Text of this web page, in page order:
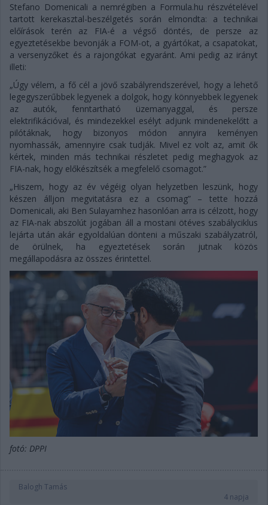
Stefano Domenicali a nemrégiben a Formula.hu részvételével
tartott kerekasztal-beszélgetés során elmondta: a technikai
előírások terén az FIA-é a végső döntés, de persze az
egyeztetésekbe bevonják a FOM-ot, a gyártókat, a csapatokat,
a versenyzőket és a rajongókat egyaránt. Ami pedig az irányt
illeti:
„Úgy vélem, a fő cél a jövő szabályrendszerével, hogy a lehető
legegyszerűbbek legyenek a dolgok, hogy könnyebbek legyenek
az autók, fenntartható üzemanyaggal, és persze
elektrifikációval, és mindezekkel esélyt adjunk mindenekelőtt a
pilótáknak, hogy bizonyos módon annyira keményen
nyomhassák, amennyire csak tudják. Mivel ez volt az, amit ők
kértek, minden más technikai részletet pedig meghagyok az
FIA-nak, hogy előkészítsék a megfelelő csomagot.”
„Hiszem, hogy az év végéig olyan helyzetben leszünk, hogy
készen álljon megvitatásra ez a csomag” – tette hozzá
Domenicali, aki Ben Sulayamhez hasonlóan arra is célzott, hogy
az FIA-nak abszolút jogában áll a mostani ötéves szabályciklus
lejárta után akár egyoldalúan dönteni a műszaki szabályzatról,
de örülnek, ha egyeztetések során jutnak közös
megállapodásra az összes érintettel.
fotó: DPPI
Balogh Tamás
4 napja